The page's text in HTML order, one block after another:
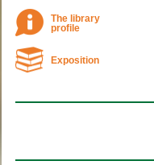
The library
profile
Exposition